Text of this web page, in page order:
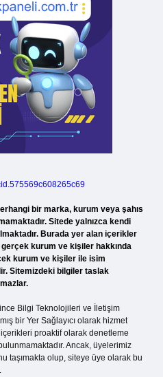
bir marka, kurum veya şahıs
Sitede yalnızca kendi
Burada yer alan içerikler
kurum ve kişiler hakkında
kurum ve kişiler ile isim
Sitemizdeki bilgiler taslak
Bilgi Teknolojileri ve İletişim
bir Yer Sağlayıcı olarak hizmet
proaktif olarak denetleme
Ancak, üyelerimiz
taşımakta olup, siteye üye olarak bu